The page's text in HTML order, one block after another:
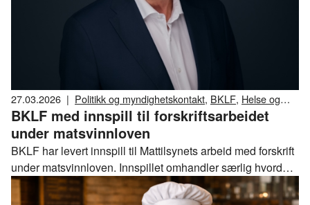
27.03.2026 | Politikk og myndighetskontakt, BKLF, Helse og
kosthold
BKLF med innspill til forskriftsarbeidet
under matsvinnloven
BKLF har levert innspill til Mattilsynets arbeid med forskrift
under matsvinnloven. Innspillet omhandler særlig hvordan
usolgte, dagsferske brød- og bakervarer skal klassifiseres.